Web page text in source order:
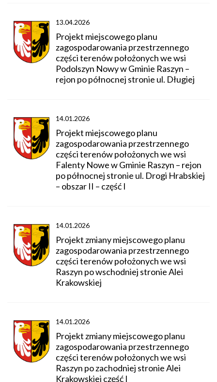
13.04.2026
Projekt miejscowego planu
zagospodarowania przestrzennego
części terenów położonych we wsi
Podolszyn Nowy w Gminie Raszyn –
rejon po północnej stronie ul. Długiej
14.01.2026
Projekt miejscowego planu
zagospodarowania przestrzennego
części terenów położonych we wsi
Falenty Nowe w Gminie Raszyn – rejon
po północnej stronie ul. Drogi Hrabskiej
– obszar II – część I
14.01.2026
Projekt zmiany miejscowego planu
zagospodarowania przestrzennego
części terenów położonych we wsi
Raszyn po wschodniej stronie Alei
Krakowskiej
14.01.2026
Projekt zmiany miejscowego planu
zagospodarowania przestrzennego
części terenów położonych we wsi
Raszyn po zachodniej stronie Alei
Krakowskiej część I